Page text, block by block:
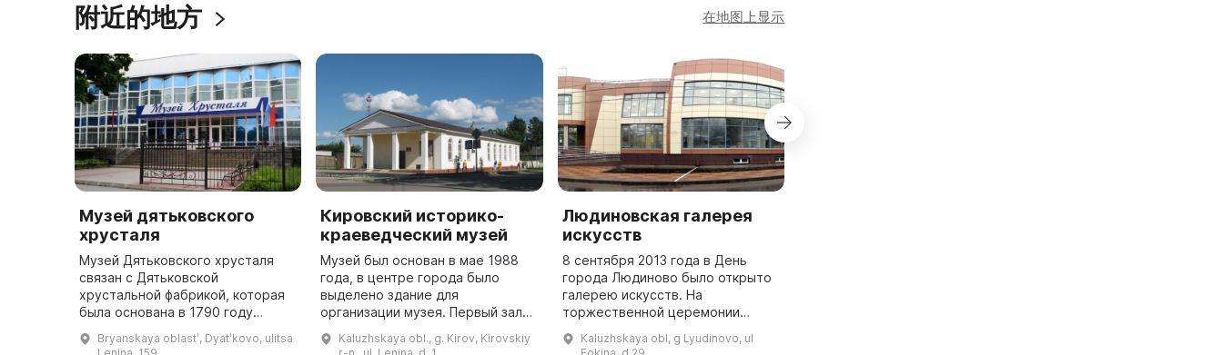
附近的地方 在地图上显示
Музей дятьковского
хрусталя
Музей Дятьковского хрусталя
связан с Дятьковской
хрустальной фабрикой, которая
была основана в 1790 году
музея состоит из более 12 000
Bryanskaya oblastʹ, Dyatʹkovo, ulitsa
Кировский историко-
краеведческий музей
Музей был основан в мае 1988
года, в центре города было
выделено здание для
организации музея. Первый зал
Первая экспозиция была
Kaluzhskaya obl., g. Kirov, Kirovskiy
Людиновская галерея
искусств
8 сентября 2013 года в День
города Людиново было открыто
галерею искусств. На
торжественной церемонии
Законодательного собрания
Kaluzhskaya obl, g Lyudinovo, ul